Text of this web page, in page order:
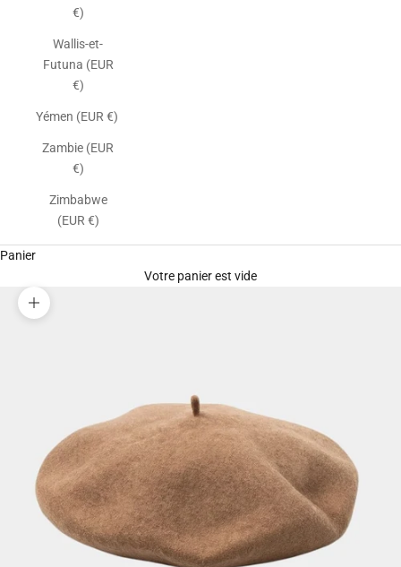
€)
Wallis-et-
Futuna (EUR
€)
Yémen (EUR €)
Zambie (EUR
€)
Zimbabwe
(EUR €)
Panier
Votre panier est vide
Zoomer sur l'image